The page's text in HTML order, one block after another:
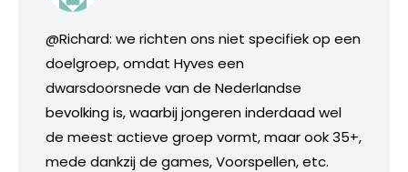
@Richard: we richten ons niet specifiek op een
doelgroep, omdat Hyves een
dwarsdoorsnede van de Nederlandse
bevolking is, waarbij jongeren inderdaad wel
de meest actieve groep vormt, maar ook 35+,
mede dankzij de games, Voorspellen, etc.